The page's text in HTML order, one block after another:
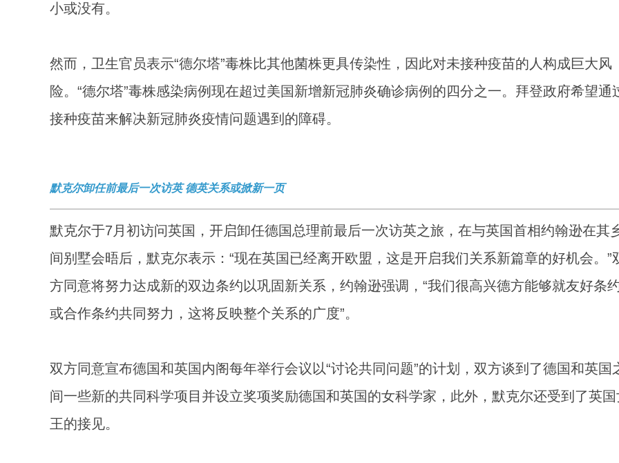
小或没有。
然而，卫生官员表示“德尔塔”毒株比其他菌株更具传染性，因此对未接种疫苗的人构成巨大风
险。“德尔塔”毒株感染病例现在超过美国新增新冠肺炎确诊病例的四分之一。拜登政府希望通
接种疫苗来解决新冠肺炎疫情问题遇到的障碍。
默克尔卸任前最后一次访英 德英关系或掀新一页
默克尔于7月初访问英国，开启卸任德国总理前最后一次访英之旅，在与英国首相约翰逊在其
间别墅会晤后，默克尔表示：“现在英国已经离开欧盟，这是开启我们关系新篇章的好机会。”
方同意将努力达成新的双边条约以巩固新关系，约翰逊强调，“我们很高兴德方能够就友好条
或合作条约共同努力，这将反映整个关系的广度”。
双方同意宣布德国和英国内阁每年举行会议以“讨论共同问题”的计划，双方谈到了德国和英国
间一些新的共同科学项目并设立奖项奖励德国和英国的女科学家，此外，默克尔还受到了英国
王的接见。